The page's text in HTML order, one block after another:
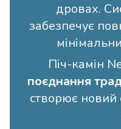
дровах.
забезпечує
Піч-камін
поєднання
створює новий